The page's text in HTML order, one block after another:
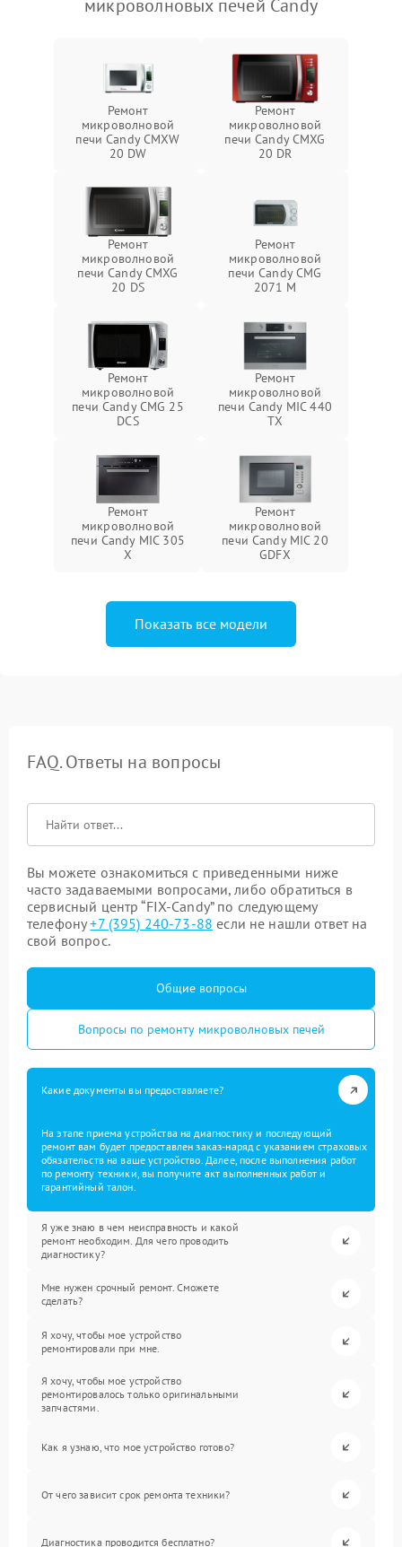
микроволновых печей Candy
Ремонт
микроволновой
печи Candy CMXW
20 DW
Ремонт
микроволновой
печи Candy CMXG
20 DR
Ремонт
микроволновой
печи Candy CMXG
20 DS
Ремонт
микроволновой
печи Candy CMG
2071 M
Ремонт
микроволновой
печи Candy CMG 25
DCS
Ремонт
микроволновой
печи Candy MIC 440
TX
Ремонт
микроволновой
печи Candy MIC 305
X
Ремонт
микроволновой
печи Candy MIC 20
GDFX
Показать все модели
FAQ. Ответы на вопросы
Вы можете ознакомиться с приведенными ниже
часто задаваемыми вопросами, либо обратиться в
сервисный центр “FIX-Candy” по следующему
телефону+7 (395) 240-73-88 если не нашли ответ на
свой вопрос.
Общие вопросы
Вопросы по ремонту микроволновых печей
Какие документы вы предоставляете?
На этапе приема устройства на диагностику и последующий
ремонт вам будет предоставлен заказ-наряд с указанием страховых
обязательств на ваше устройство. Далее, после выполнения работ
по ремонту техники, вы получите акт выполненных работ и
гарантийный талон.
Я уже знаю в чем неисправность и какой
ремонт необходим. Для чего проводить
диагностику?
Мне нужен срочный ремонт. Сможете
сделать?
Я хочу, чтобы мое устройство
ремонтировали при мне.
Я хочу, чтобы мое устройство
ремонтировалось только оригинальными
запчастями.
Как я узнаю, что мое устройство готово?
От чего зависит срок ремонта техники?
Диагностика проводится бесплатно?